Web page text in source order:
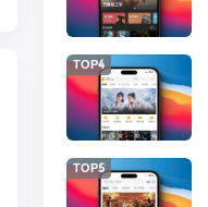
TOP4
TOP5